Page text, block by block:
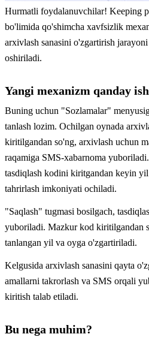
Hurmatli foydalanuvchilar! Keeping
bo'limida qo'shimcha xavfsizlik
arxivlash sanasini o'zgartirish
oshiriladi.
Yangi mexanizm qanday
Buning uchun "Sozlamalar"
tanlash lozim. Ochilgan oynada
kiritilgandan so'ng, arxivlash uchun
raqamiga SMS-xabarnoma
tasdiqlash kodini kiritgandan keyin
tahrirlash imkoniyati ochiladi.
"Saqlash" tugmasi bosilgach,
yuboriladi. Mazkur kod kiritilgandan
tanlangan yil va oyga o'zgartiriladi.
Kelgusida arxivlash sanasini qayta
amallarni takrorlash va SMS orqali
kiritish talab etiladi.
Bu nega muhim?